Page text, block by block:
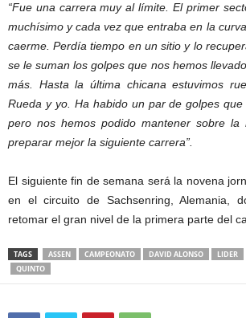
“Fue una carrera muy al límite. El primer
muchísimo y cada vez que entraba en la
caerme. Perdía tiempo en un sitio y lo
se le suman los golpes que nos hemos
más. Hasta la última chicana estuvimos
Rueda y yo. Ha habido un par de golpes que
pero nos hemos podido mantener sobre la
preparar mejor la siguiente carrera”.
El siguiente fin de semana será la novena
en el circuito de Sachsenring, Alemania,
retomar el gran nivel de la primera parte del
TAGS ASSEN CAMPEONATO DAVID ALONSO LIDER
QUINTO